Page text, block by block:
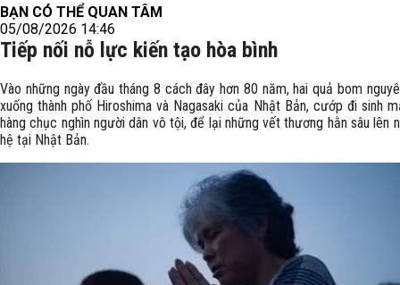
BẠN CÓ THỂ QUAN TÂM
05/08/2026 14:46
Tiếp nối nỗ lực kiến tạo hòa bình
Vào những ngày đầu tháng 8 cách đây hơn 80 năm, hai quả bom
xuống thành phố Hiroshima và Nagasaki của Nhật Bản, cướp đi sinh
hàng chục nghìn người dân vô tội, để lại những vết thương hằn sâu lên
hệ tại Nhật Bản.